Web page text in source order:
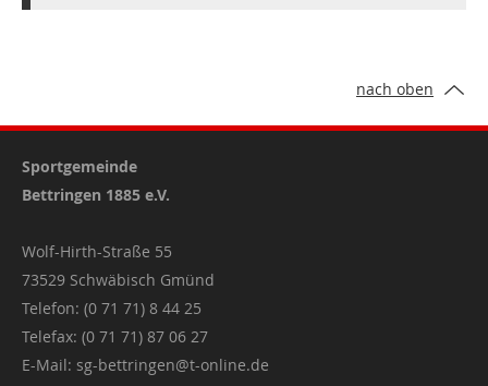
nach oben
Sportgemeinde
Bettringen 1885 e.V.
Wolf-Hirth-Straße 55
73529 Schwäbisch Gmünd
Telefon: (0 71 71) 8 44 25
Telefax: (0 71 71) 87 06 27
E-Mail: sg-bettringen@t-online.de